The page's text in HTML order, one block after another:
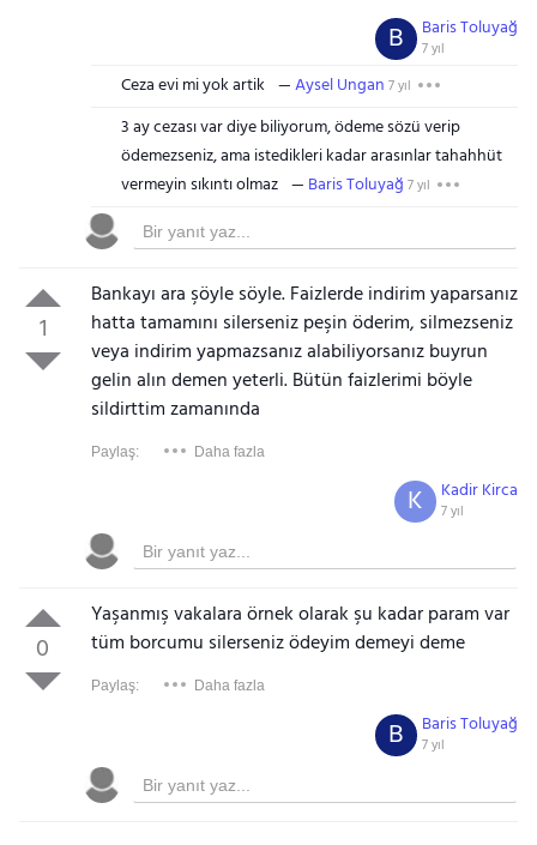
Baris Toluyağ
7 yıl
B
Ceza evi mi yok artik Aysel Ungan 7 yıl
3 ay cezası var diye biliyorum, ödeme sözü verip
ödemezseniz, ama istedikleri kadar arasınlar tahahhüt
vermeyin sıkıntı olmaz
Baris Toluyağ 7 yıl
1
Bankayı ara şöyle söyle. Faizlerde indirim yaparsanız
hatta tamamını silerseniz peşin öderim, silmezseniz
veya indirim yapmazsanız alabiliyorsanız buyrun
gelin alın demen yeterli. Bütün faizlerimi böyle
sildirttim zamanında
Paylaş: Daha fazla
Kadir Kirca
7 yıl
K
0
Yaşanmış vakalara örnek olarak şu kadar param var
tüm borcumu silerseniz ödeyim demeyi deme
Paylaş: Daha fazla
Baris Toluyağ
7 yıl
B